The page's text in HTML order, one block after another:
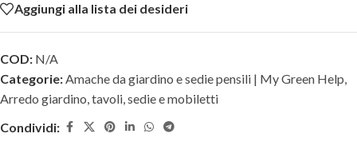
Aggiungi alla lista dei desideri
COD: N/A
Categorie: Amache da giardino e sedie pensili | My Green Help
Arredo giardino, tavoli, sedie e mobiletti
Condividi: